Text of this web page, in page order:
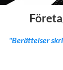
"Berättelser